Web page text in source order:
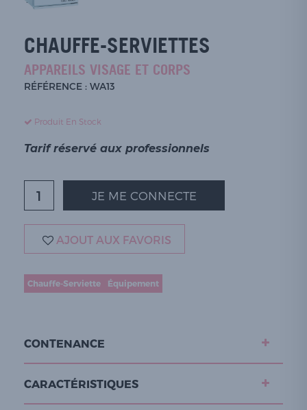
CHAUFFE-SERVIETTES
APPAREILS VISAGE ET CORPS
RÉFÉRENCE : WA13
Produit En Stock
Tarif réservé aux professionnels
JE ME CONNECTE
AJOUT AUX FAVORIS
Chauffe-Serviette Équipement
CONTENANCE
CARACTÉRISTIQUES